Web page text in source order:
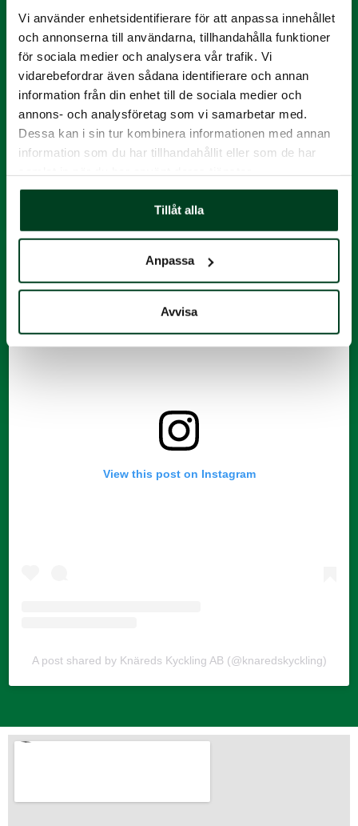
Vi använder enhetsidentifierare för att anpassa innehållet
och annonserna till användarna, tillhandahålla funktioner
för sociala medier och analysera vår trafik. Vi
vidarebefordrar även sådana identifierare och annan
information från din enhet till de sociala medier och
annons- och analysföretag som vi samarbetar med.
Dessa kan i sin tur kombinera informationen med annan
information som du har tillhandahållit eller som de har
Tillåt alla
Anpassa
Avvisa
View this post on Instagram
A post shared by Knäreds Kyckling AB (@knaredskyckling)
View this post on Instagram
A post shared by Knäreds Kyckling AB (@knaredskyckling)